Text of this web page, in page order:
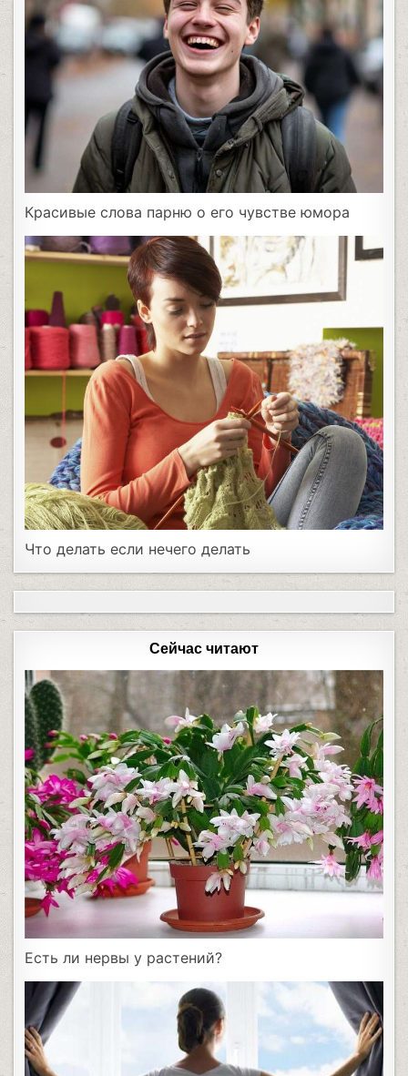
Красивые слова парню о его чувстве юмора
Что делать если нечего делать
Сейчас читают
Есть ли нервы у растений?